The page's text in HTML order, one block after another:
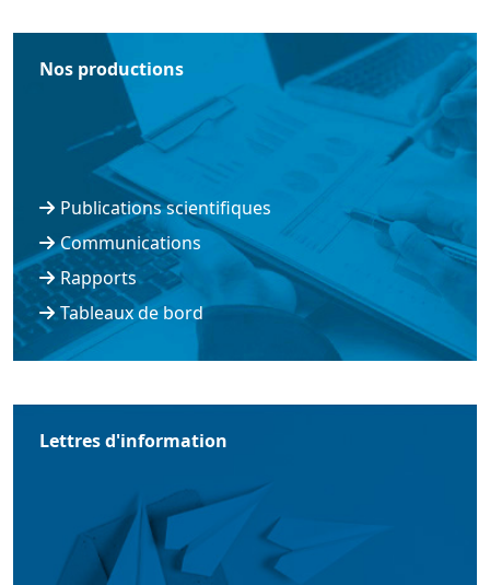
Nos productions
Publications scientifiques
Communications
Rapports
Tableaux de bord
Lettres d'information